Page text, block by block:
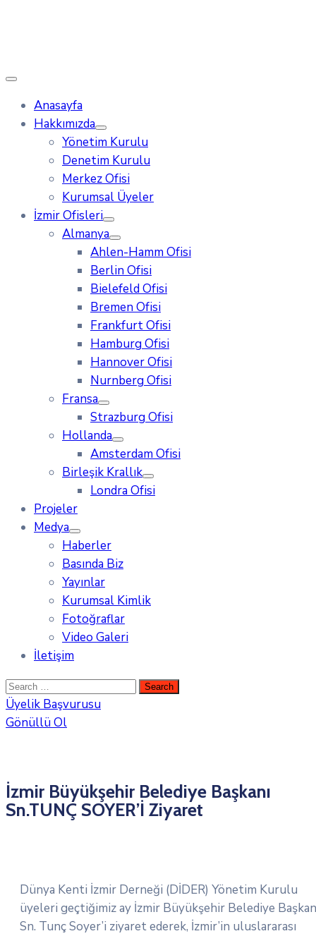
Anasayfa
Hakkımızda
Yönetim Kurulu
Denetim Kurulu
Merkez Ofisi
Kurumsal Üyeler
İzmir Ofisleri
Almanya
Ahlen-Hamm Ofisi
Berlin Ofisi
Bielefeld Ofisi
Bremen Ofisi
Frankfurt Ofisi
Hamburg Ofisi
Hannover Ofisi
Nurnberg Ofisi
Fransa
Strazburg Ofisi
Hollanda
Amsterdam Ofisi
Birleşik Krallık
Londra Ofisi
Projeler
Medya
Haberler
Basında Biz
Yayınlar
Kurumsal Kimlik
Fotoğraflar
Video Galeri
İletişim
Üyelik Başvurusu
Gönüllü Ol
İzmir Büyükşehir Belediye Başkanı
Sn.TUNÇ SOYER’İ Ziyaret
Dünya Kenti İzmir Derneği (DİDER) Yönetim Kurulu
üyeleri geçtiğimiz ay İzmir Büyükşehir Belediye
Sn. Tunç Soyer’i ziyaret ederek, İzmir’in uluslararası